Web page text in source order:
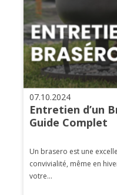
07.10.2024
Entretien d’un
Guide Complet
Un brasero est une
convivialité, même en
votre...